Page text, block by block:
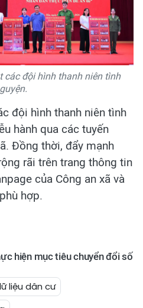
các đội hình thanh niên tình
đội hình thanh niên tình
hành qua các tuyến
Đồng thời, đẩy mạnh
rãi trên trang thông tin
của Công an xã và
hợp.
hiện mục tiêu chuyển đổi số
liệu dân cư